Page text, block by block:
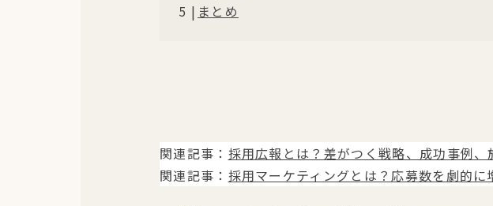
まとめ
関連記事： 採用広報とは？差がつく戦略、成功事例、
関連記事： 採用マーケティングとは？応募数を劇的に